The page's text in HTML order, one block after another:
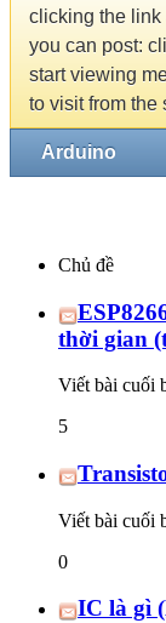
clicking the link
you can post:
start viewing
to visit from the
Arduino
Chủ đề
thời gian
Viết bài cuối
5
Viết bài cuối
0
IC là gì